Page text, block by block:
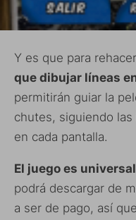
Y es que para
que dibujar líneas
permitirán guiar la
chutes, siguiendo
en cada pantalla.
El juego es universal
podrá descargar de
a ser de pago, así